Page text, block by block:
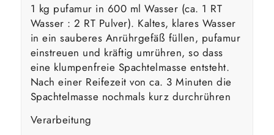
1 kg pufamur in 600 ml Wasser (ca. 1 RT
Wasser : 2 RT Pulver). Kaltes, klares Wasser
in ein sauberes Anrührgefäß füllen, pufamur
einstreuen und kräftig umrühren, so dass
eine klumpenfreie Spachtelmasse entsteht.
Nach einer Reifezeit von ca. 3 Minuten die
Spachtelmasse nochmals kurz durchrühren
Verarbeitung